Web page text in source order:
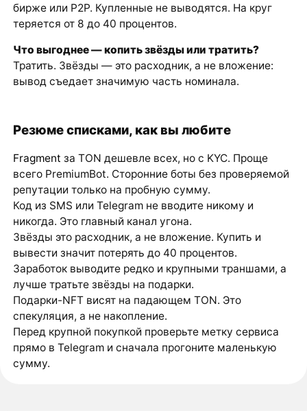
бирже или P2P. Купленные не выводятся. На круг
теряется от 8 до 40 процентов.
Что выгоднее — копить звёзды или тратить?
Тратить. Звёзды — это расходник, а не вложение:
вывод съедает значимую часть номинала.
Резюме списками, как вы любите
Fragment за TON дешевле всех, но с KYC. Проще
всего PremiumBot. Сторонние боты без проверяемой
репутации только на пробную сумму.
Код из SMS или Telegram не вводите никому и
никогда. Это главный канал угона.
Звёзды это расходник, а не вложение. Купить и
вывести значит потерять до 40 процентов.
Заработок выводите редко и крупными траншами, а
лучше тратьте звёзды на подарки.
Подарки-NFT висят на падающем TON. Это
спекуляция, а не накопление.
Перед крупной покупкой проверьте метку сервиса
прямо в Telegram и сначала прогоните маленькую
сумму.